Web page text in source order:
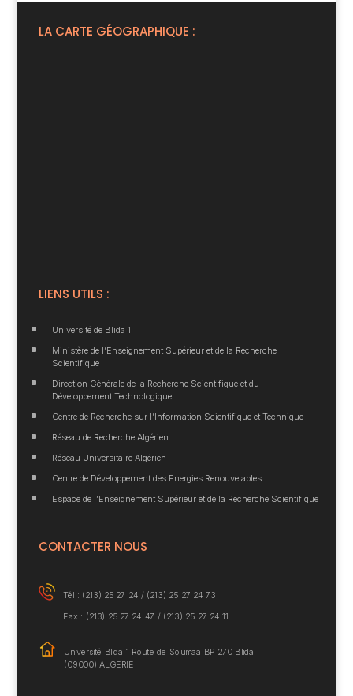
LA CARTE GÉOGRAPHIQUE :
LIENS UTILS :
^ Université de Blida 1
^
Ministère de l’Enseignement Supérieur et de la Recherche
Scientifique
^
Direction Générale de la Recherche Scientifique et du
Développement Technologique
^ Centre de Recherche sur l’Information Scientifique et Technique
^ Réseau de Recherche Algérien
^ Réseau Universitaire Algérien
^ Centre de Développement des Energies Renouvelables
^ Espace de l’Enseignement Supérieur et de la Recherche Scientifique
CONTACTER NOUS
Tél : (213) 25 27 24 / (213) 25 27 24 73
Fax : (213) 25 27 24 47 / (213) 25 27 24 11
Université Blida 1 Route de Soumaa BP 270 Blida
(09000) ALGERIE